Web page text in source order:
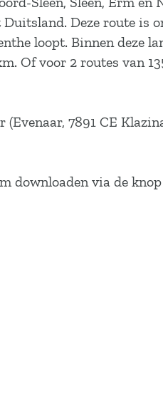
Deze route is
loopt. Binnen deze
Of voor 2 routes van
7891 CE
downloaden via de